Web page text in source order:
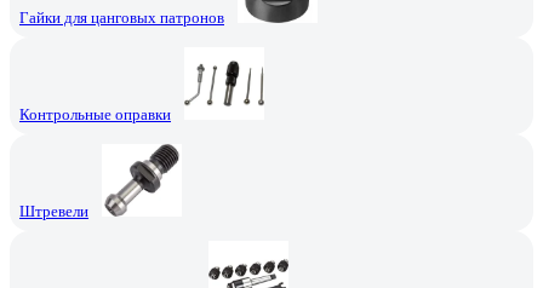
Гайки для цанговых патронов
Контрольные оправки
Штревели